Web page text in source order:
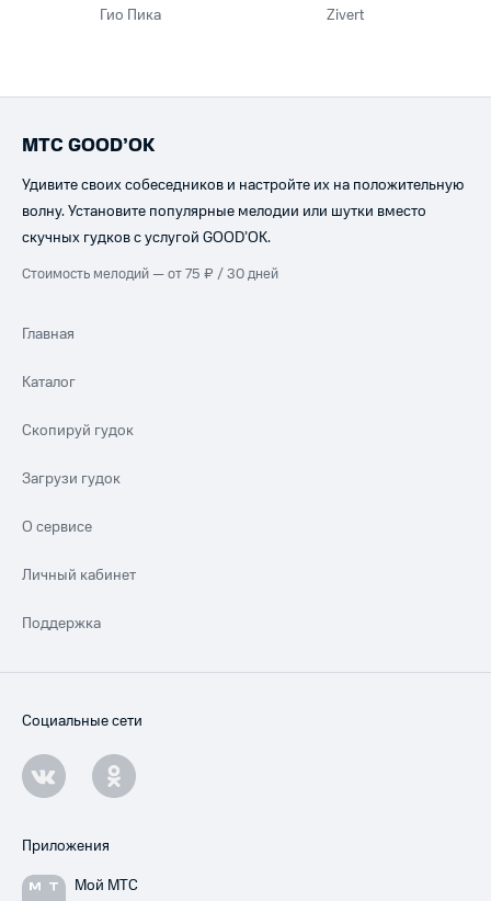
Гио Пика Zivert
МТС GOOD’OK
Удивите своих собеседников и настройте их на положительную
волну. Установите популярные мелодии или шутки вместо
скучных гудков с услугой GOOD’OK.
Стоимость мелодий — от 75 ₽ / 30 дней
Главная
Каталог
Скопируй гудок
Загрузи гудок
О сервисе
Личный кабинет
Поддержка
Социальные сети
Приложения
Мой МТС